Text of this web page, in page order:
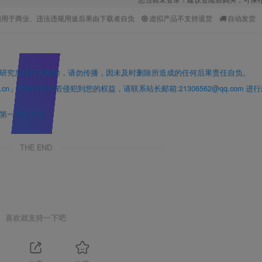
于商业、违法违规用途后果由下载者自负
虚拟产品不支持退货 自动发货
后请自觉删除，请勿传播，因未及时删除所造成的任何后果责任自负。
」发布的内容若侵犯到您的权益，请联系站长邮箱:21306562@qq.com 进
时间更新。
THE END
喜欢就支持一下吧